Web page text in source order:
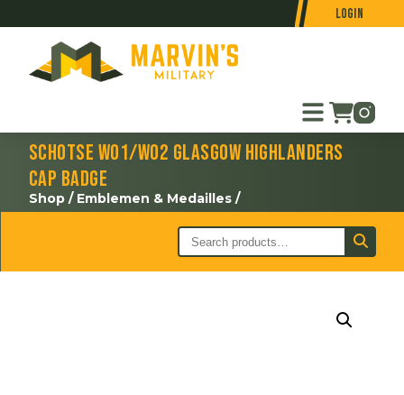
Login
Schotse WO1/WO2 Glasgow Highlanders
cap badge
Shop / Emblemen & Medailles /